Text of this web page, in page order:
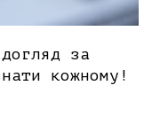
за
кожному!